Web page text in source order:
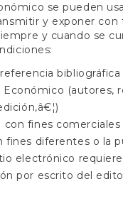
se pueden
y exponer con
y cuando se
bibliográfica
(autores,
con fines comerciales
fines diferentes o la
electrónico
por escrito del